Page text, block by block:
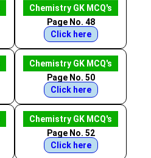
Chemistry GK MCQ's
Page No. 48
Click here
Chemistry GK MCQ's
Page No. 50
Click here
Chemistry GK MCQ's
Page No. 52
Click here